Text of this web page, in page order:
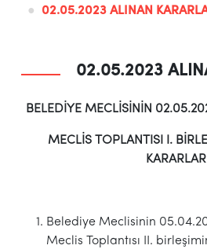
02.05.2023 ALINAN
02.05.2023
BELEDİYE MECLİSİNİN
MECLİS TOPLANTISI I.
KARARLAR
Belediye Meclisinin
Meclis Toplantısı II.